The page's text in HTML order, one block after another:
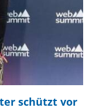
schützt vor